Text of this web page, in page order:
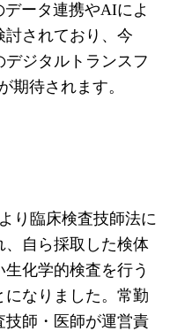
ータ連携やAIによ
討されており、今
ジタルトランスフ
期待されます。
り臨床検査技師法に
自ら採取した検体
化学的検査を行う
なりました。常勤
師・医師が運営責